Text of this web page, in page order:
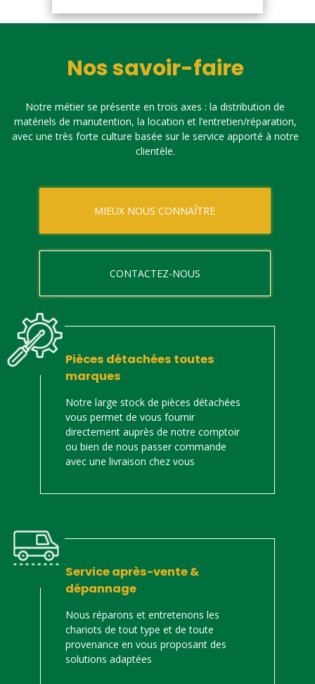
Nos savoir-faire
Notre métier se présente en trois axes : la distribution de
matériels de manutention, la location et l’entretien/réparation,
avec une très forte culture basée sur le service apporté à notre
clientèle.
MIEUX NOUS CONNAÎTRE
CONTACTEZ-NOUS
Pièces détachées toutes
marques
Notre large stock de pièces détachées
vous permet de vous fournir
directement auprès de notre comptoir
ou bien de nous passer commande
avec une livraison chez vous
Service après-vente &
dépannage
Nous réparons et entretenons les
chariots de tout type et de toute
provenance en vous proposant des
solutions adaptées